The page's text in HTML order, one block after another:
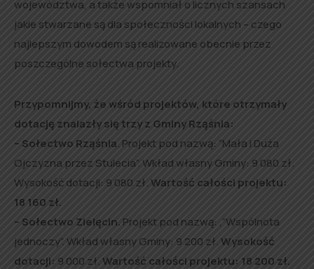
województwa, a także wspomniał o licznych szansach
jakie stwarzane są dla społeczności lokalnych – czego
najlepszym dowodem są realizowane obecnie przez
poszczególne sołectwa projekty.
Przypomnijmy, że wśród projektów, które otrzymały
dotację znalazły się trzy z Gminy Rząśnia:
– Sołectwo Rząśnia. Projekt pod nazwą: “Mała i Duża
Ojczyzna przez Stulecia”. Wkład własny Gminy: 9 080 zł.
Wysokość dotacji: 9 080 zł. Wartość całości projektu:
18 160 zł.
– Sołectwo Zielęcin. Projekt pod nazwą: ,”Wspólnota
jednoczy”. Wkład własny Gminy: 9 200 zł.Wysokość
dotacji: 9 000 zł.Wartość całości projektu: 18 200 zł.